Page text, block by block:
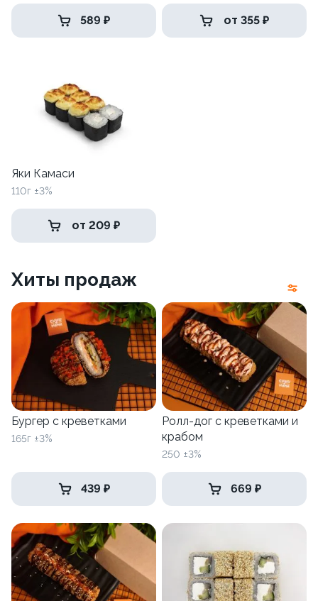
589 ₽ от 355 ₽
Яки Камаси
110г ±3%
от 209 ₽
Хиты продаж
Бургер с креветками
165г ±3%
439 ₽
Ролл-дог с креветками и
крабом
250 ±3%
669 ₽